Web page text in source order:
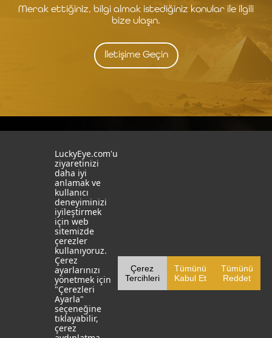
Merak ettiğiniz, bilgi almak istediğiniz konular ile ilgili
bize ulaşın.
İletişime Geçin
19 Mayıs Mah. Turaboğlu Sok.
Hamdiye Yazgan İş Merkezi
Kozyatağı, Kadıköy, İstanbul
T: +90 216 355 03 19
Sosyal Medya
LuckyEye AI LAB
MarketingTR
LuckyEye.com'u
ziyaretinizi
daha iyi
anlamak ve
kullanıcı
deneyiminizi
iyileştirmek
için web
sitemizde
çerezler
kullanıyoruz.
Çerez
ayarlarınızı
yönetmek için
"Çerezleri
Ayarla"
seçeneğine
tıklayabilir,
çerez
Çerez
Tercihleri
Tümünü
Kabul Et
Tümünü
Reddet